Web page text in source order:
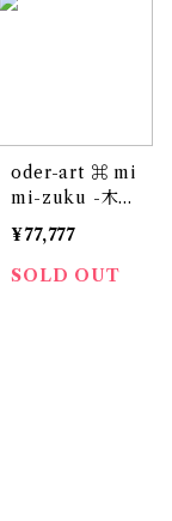
oder-art ⌘ mi
mi-zuku -木
兎-
¥77,777
SOLD OUT